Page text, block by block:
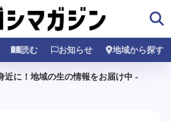
読む お知らせ 地域から探す
近に！地域の生の情報をお届け中 -